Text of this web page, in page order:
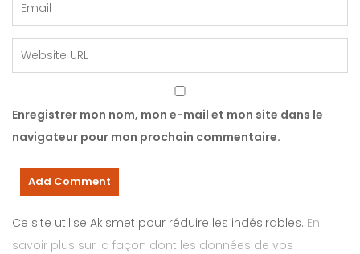
Enregistrer mon nom, mon e-mail et mon site dans le
navigateur pour mon prochain commentaire.
Ce site utilise Akismet pour réduire les indésirables. En
savoir plus sur la façon dont les données de vos